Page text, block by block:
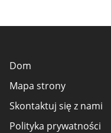
Dom
Mapa strony
Skontaktuj się z nami
Polityka prywatności